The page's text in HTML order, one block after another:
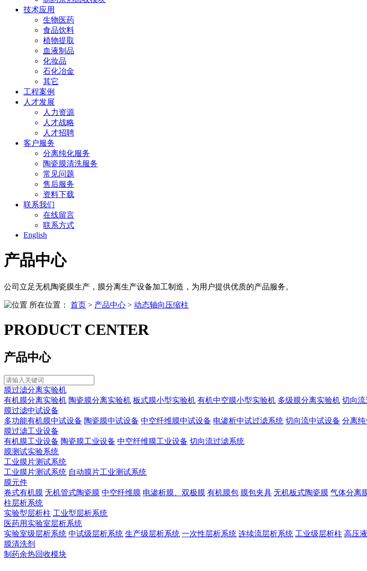
技术应用
生物医药
食品饮料
植物提取
血液制品
化妆品
石化冶金
其它
工程案例
人才发展
人力资源
人才战略
人才招聘
客户服务
分离纯化服务
陶瓷膜清洗服务
常见问题
售后服务
资料下载
联系我们
在线留言
联系方式
English
产品中心
公司立足无机陶瓷膜生产，膜分离生产设备加工制造，为用户提供优质的产品服务。
所在位置： 首页 > 产品中心 > 动态轴向压缩柱
PRODUCT CENTER
产品中心
膜过滤分离实验机
有机膜分离实验机 陶瓷膜分离实验机 板式膜小型实验机 有机中空膜小型实验机 多级膜分离实验机 切向
膜过滤中试设备
多功能有机膜中试设备 陶瓷膜中试设备 中空纤维膜中试设备 电渗析中试过滤系统 切向流中试设备 分离
膜过滤工业设备
有机膜工业设备 陶瓷膜工业设备 中空纤维膜工业设备 切向流过滤系统
膜测试实验系统
工业膜片测试系统
工业膜片测试系统 自动膜片工业测试系统
膜元件
卷式有机膜 无机管式陶瓷膜 中空纤维膜 电渗析膜、双极膜 有机膜包 膜包夹具 无机板式陶瓷膜 气体分离
柱层析系统
实验型层析柱 工业型层析系统
医药用实验室层析系统
实验室级层析系统 中试级层析系统 生产级层析系统 一次性层析系统 连续流层析系统 工业级层析柱 高压
膜清洗剂
制药余热回收模块